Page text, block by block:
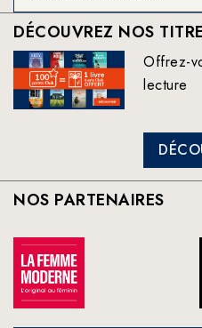
DÉCOUVREZ NOS
Offrez-
lecture
NOS PARTENAIRES